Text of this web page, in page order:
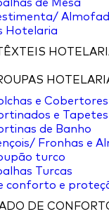
de Mesa
Hotelaria
e Cobertores
e
de Banho
Fronhas e
turco
Turcas
conforto e
DE